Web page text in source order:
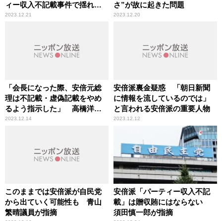
ィー収入不記載事件で揺れる
岸田内閣
2023.12.21
さ”が故に起きた問題
2023.12.20
「会長になった際、安倍元総
理は不記載・虚偽記載をやめ
るよう指示した」 高橋洋一
が言及
2023.12.14
安倍派裏金疑惑 「朝日新聞
に情報を流しているのでは」
と言われる安倍派の重要人物
2023.12.12
このままでは安倍派が自民党
から出ていく可能性も 青山
繁晴議員が指摘
安倍派「パーティー収入不記
載」は贈収賄にはならない
須田慎一郎が指摘